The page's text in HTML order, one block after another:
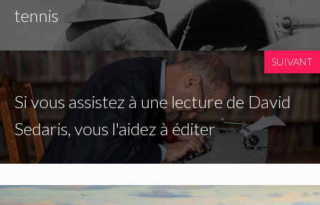
tennis
SUIVANT
Si vous assistez à une lecture de David
Sedaris, vous l'aidez à éditer